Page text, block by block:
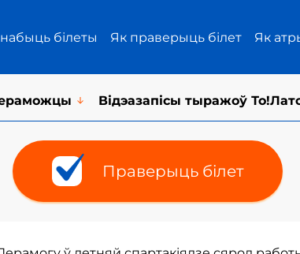
білеты Як праверыць білет Як
Відэазапісы тыражоў
Праверыць білет